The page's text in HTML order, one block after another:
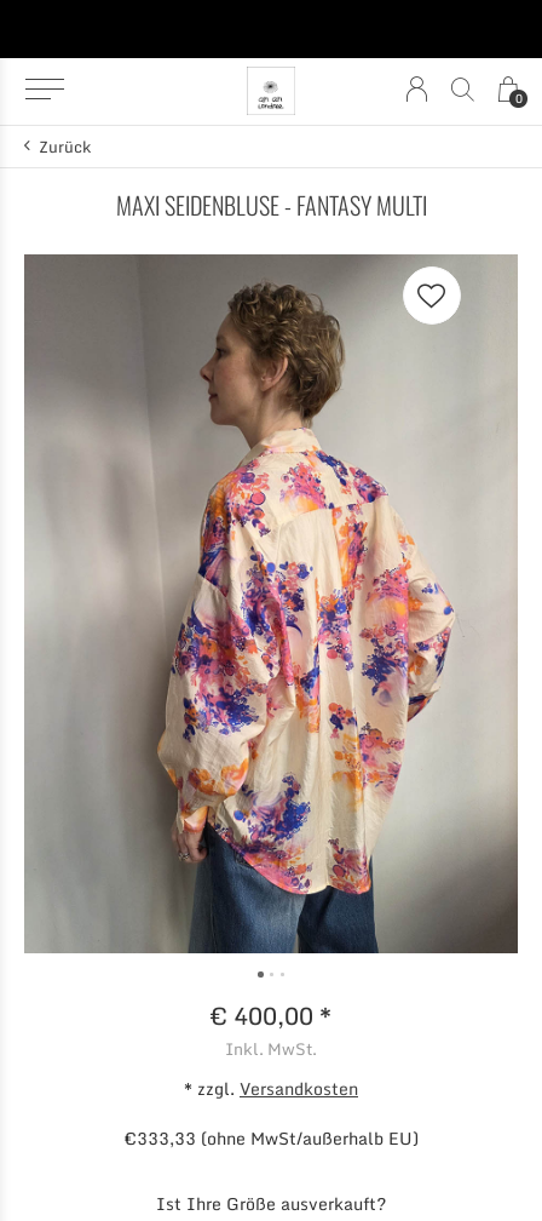
0
Zurück
MAXI SEIDENBLUSE - FANTASY MULTI
€ 400,00 *
Inkl. MwSt.
* zzgl. Versandkosten
€333,33 (ohne MwSt/außerhalb EU)
Ist Ihre Größe ausverkauft?